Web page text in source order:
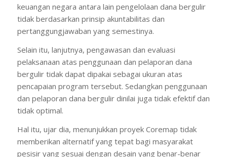
keuangan negara antara lain pengelolaan dana bergulir
tidak berdasarkan prinsip akuntabilitas dan
pertanggungjawaban yang semestinya.
Selain itu, lanjutnya, pengawasan dan evaluasi
pelaksanaan atas penggunaan dan pelaporan dana
bergulir tidak dapat dipakai sebagai ukuran atas
pencapaian program tersebut. Sedangkan penggunaan
dan pelaporan dana bergulir dinilai juga tidak efektif dan
tidak optimal.
Hal itu, ujar dia, menunjukkan proyek Coremap tidak
memberikan alternatif yang tepat bagi masyarakat
pesisir yang sesuai dengan desain yang benar-benar